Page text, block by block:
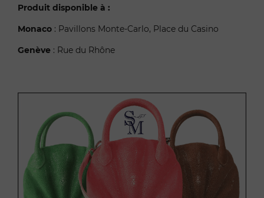
Produit disponible à :
Monaco : Pavillons Monte-Carlo, Place du Casino
Genève : Rue du Rhône